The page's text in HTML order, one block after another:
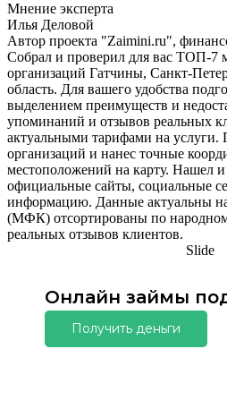
Мнение эксперта
Илья Деловой
Автор проекта "Zaimini.ru",
Собрал и проверил для вас ТОП-7
организаций Гатчины, Санкт-
область. Для вашего удобства
выделением преимуществ и
упоминаний и отзывов реальных
актуальными тарифами на услуги.
организаций и нанес точные
местоположений на карту. Нашел
официальные сайты, социальные
информацию. Данные актуальны
(МФК) отсортированы по
реальных отзывов клиентов.
Slide
Онлайн займы
Получить деньги